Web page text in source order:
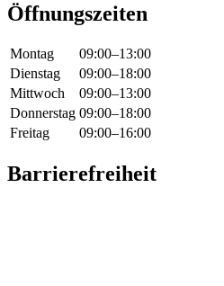
Öffnungszeiten
Montag 09:00–13:00
Dienstag
09:00–18:00
Mittwoch
09:00–13:00
Donnerstag 09:00–18:00
Freitag
09:00–16:00
Barrierefreiheit